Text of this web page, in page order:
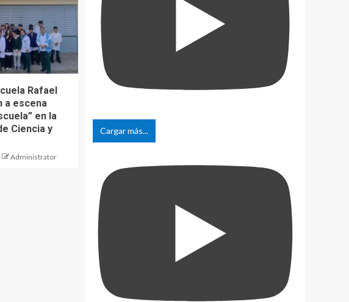
Rafael
a escena
en la
Ciencia y
Administrator
Cargar más...